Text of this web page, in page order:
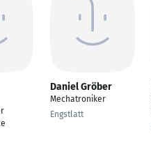
Daniel Gröber
Mechatroniker
Engstlatt